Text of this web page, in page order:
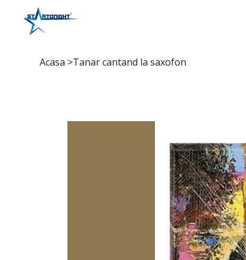
Acasa >Tanar cantand la saxofon